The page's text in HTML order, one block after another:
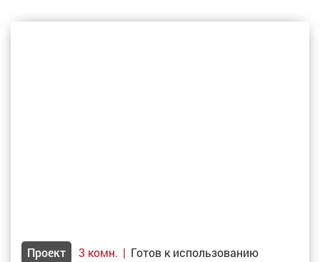
Проект 3 комн. | Готов к использованию